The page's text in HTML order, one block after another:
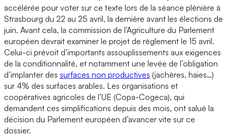
accélérée pour voter sur ce texte lors de la séance plénière à
Strasbourg du 22 au 25 avril, la dernière avant les élections de
juin. Avant cela, la commission de l’Agriculture du Parlement
européen devrait examiner le projet de règlement le 15 avril.
Celui-ci prévoit d’importants assouplissements aux exigences
de la conditionnalité, et notamment une levée de l’obligation
d’implanter des surfaces non productives (jachères, haies…)
sur 4% des surfaces arables. Les organisations et
coopératives agricoles de l’UE (Copa-Cogeca), qui
demandent ces simplifications depuis des mois, ont salué la
décision du Parlement européen d’avancer vite sur ce
dossier.